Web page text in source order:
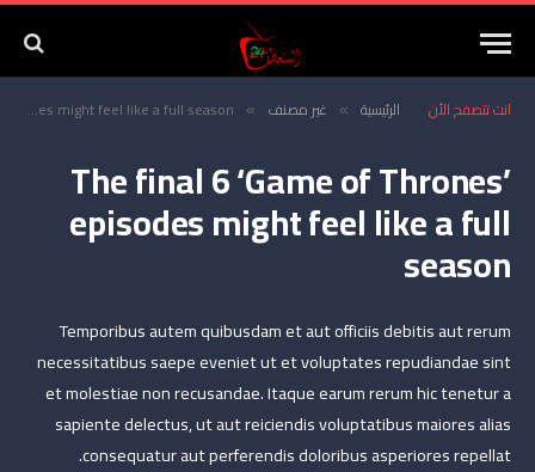
انت تتصفح الأن الرئيسية » غير مصنف »
The final 6 ‘Game of Thrones’ episodes might feel like a full season
The final 6 ‘Game of Thrones’
episodes might feel like a full
season
Temporibus autem quibusdam et aut officiis debitis aut rerum
necessitatibus saepe eveniet ut et voluptates repudiandae sint
et molestiae non recusandae. Itaque earum rerum hic tenetur a
sapiente delectus, ut aut reiciendis voluptatibus maiores alias
consequatur aut perferendis doloribus asperiores repellat.